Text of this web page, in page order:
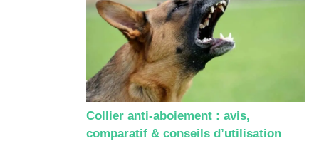
Collier anti-aboiement : avis,
comparatif & conseils d’utilisation